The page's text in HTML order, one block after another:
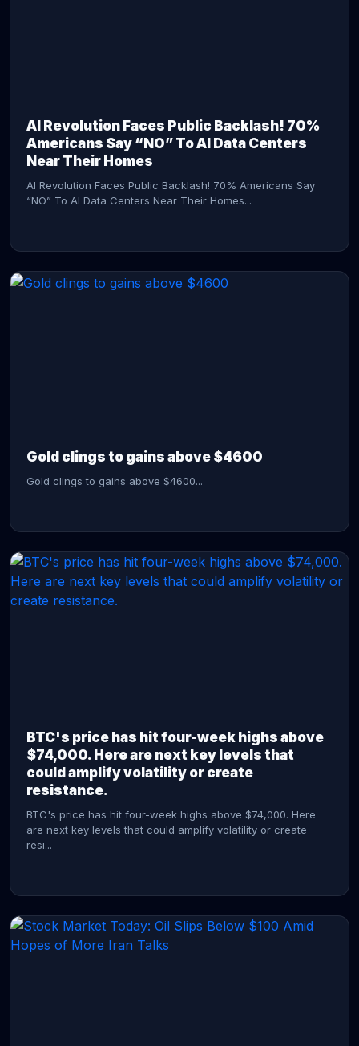
AI Revolution Faces Public Backlash! 70%
Americans Say “NO” To AI Data Centers
Near Their Homes
AI Revolution Faces Public Backlash! 70% Americans Say
“NO” To AI Data Centers Near Their Homes...
Gold clings to gains above $4600
Gold clings to gains above $4600...
BTC's price has hit four-week highs above
$74,000. Here are next key levels that
could amplify volatility or create
resistance.
BTC's price has hit four-week highs above $74,000. Here
are next key levels that could amplify volatility or create
resi...